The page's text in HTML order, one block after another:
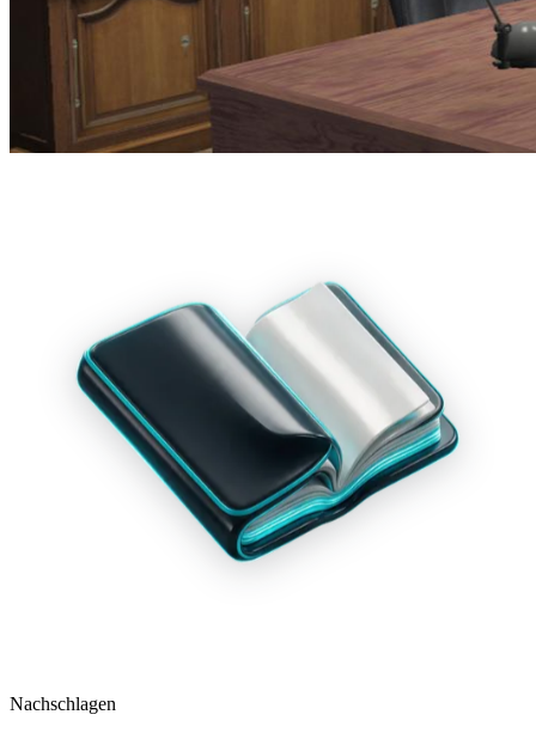
Nachschlagen